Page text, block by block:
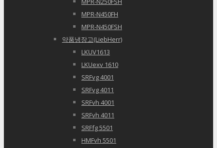
MPR-N450FH
MPR-N450FSH
약품냉장고(LiebHerr)
LKUV1613
LKUexv 1610
SRFvg 4001
SRFvg 4011
SRFvh 4001
SRFvh 4011
SRFfg 5501
HMFvh 5501